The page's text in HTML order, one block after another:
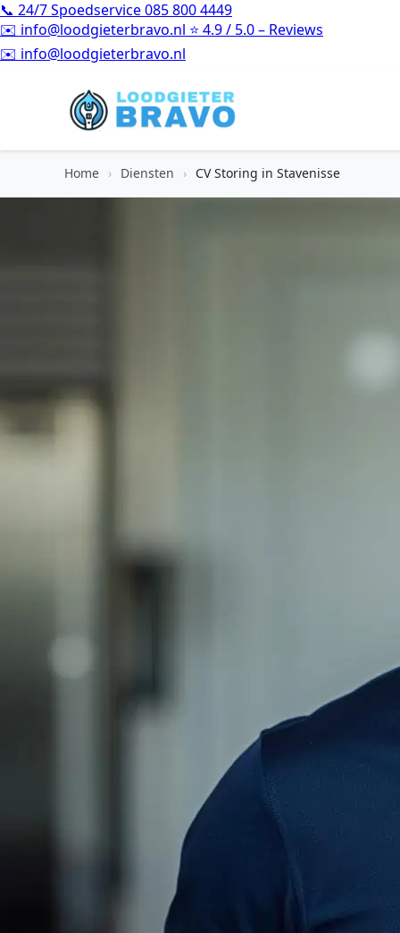
📞 24/7 Spoedservice085 800 4449
✉️ info@loodgieterbravo.nl ⭐ 4.9 / 5.0 – Reviews
⭐4.9 / 5.0 – Reviews
Home › Diensten › CV Storing in Stavenisse